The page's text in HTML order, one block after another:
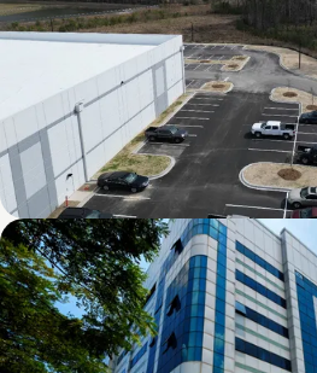
Chai Chee Lane